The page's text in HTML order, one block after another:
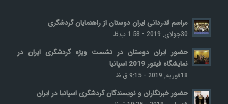
مراسم قدردانی ایران دوستان از راهنمایان گردشگری
30جولای, 2019 - 1:58 ب.ظ
حضور ایران دوستان در نشست ویژه گردشگری ایران در
نمایشگاه فیتور 2019 اسپانیا
18فوریه, 2019 - 9:15 ق.ظ
حضور خبرنگاران و نویسندگان گردشگری اسپانیا در ایران